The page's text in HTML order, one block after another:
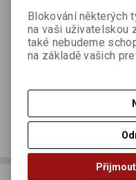
Doporučit výrobek
Blokování některých
na vaši uživatelskou
také nebudeme
na základě vašich